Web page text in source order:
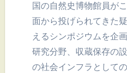
国の自然史博物館員が
面から投げられてきた
えるシンポジウムを企
研究分野、収蔵保存の
の社会インフラとして